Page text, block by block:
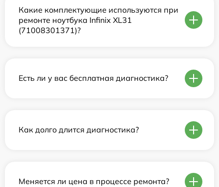
Какие комплектующие используются при
ремонте ноутбука Infinix XL31
(71008301371)?
Есть ли у вас бесплатная диагностика?
Как долго длится диагностика?
Меняется ли цена в процессе ремонта?